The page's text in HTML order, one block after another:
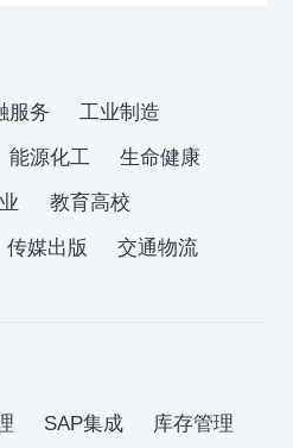
服务
工业制造
能源化工
生命健康
教育高校
传媒出版
交通物流
SAP集成
库存管理